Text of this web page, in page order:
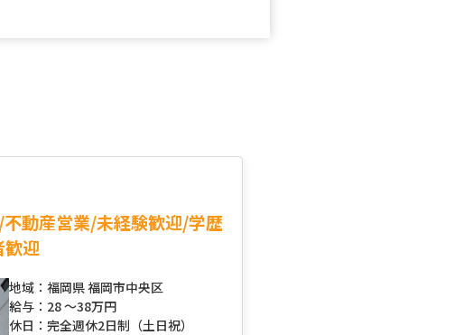
動産営業/未経験歓迎/学歴
迎
地域： 福岡県 福岡市中央区
給与： 28 ～38万円
休日： 完全週休2日制（土日祝）